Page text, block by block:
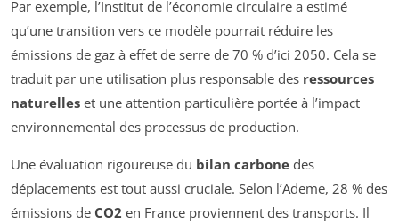
Par exemple, l’Institut de l’économie circulaire a estimé
qu’une transition vers ce modèle pourrait réduire les
émissions de gaz à effet de serre de 70 % d’ici 2050. Cela se
traduit par une utilisation plus responsable des ressources
naturelles et une attention particulière portée à l’impact
environnemental des processus de production.
Une évaluation rigoureuse du bilan carbone des
déplacements est tout aussi cruciale. Selon l’Ademe, 28 % des
émissions de CO2 en France proviennent des transports. Il